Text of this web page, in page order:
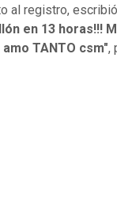
al registro,
en 13 horas!!!
TANTO csm",